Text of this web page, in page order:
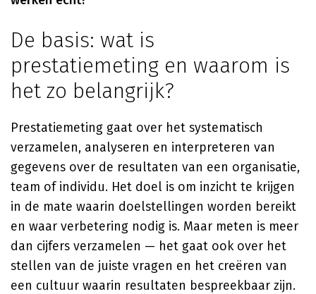
De basis: wat is
prestatiemeting en waarom is
het zo belangrijk?
Prestatiemeting gaat over het systematisch
verzamelen, analyseren en interpreteren van
gegevens over de resultaten van een organisatie,
team of individu. Het doel is om inzicht te krijgen
in de mate waarin doelstellingen worden bereikt
en waar verbetering nodig is. Maar meten is meer
dan cijfers verzamelen — het gaat ook over het
stellen van de juiste vragen en het creëren van
een cultuur waarin resultaten bespreekbaar zijn.